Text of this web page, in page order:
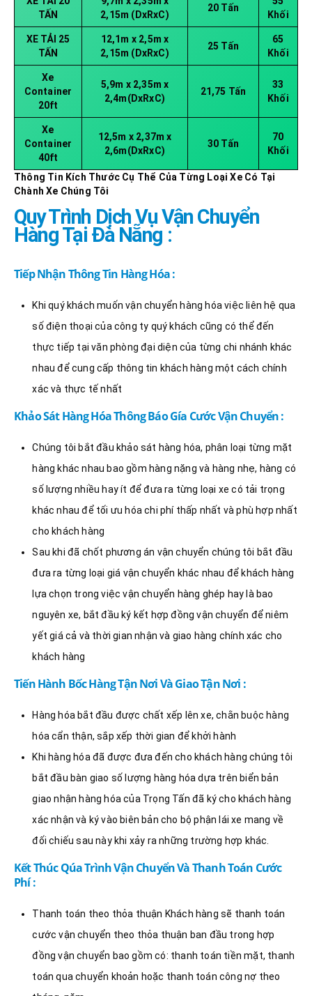
TẤN
2,15m (DxRxC)
20 Tấn
Khối
XE TẢI 25
TẤN
12,1m x 2,5m x
2,15m (DxRxC)
25 Tấn
65
Khối
Xe
Container
20ft
5,9m x 2,35m x
2,4m(DxRxC)
21,75 Tấn
33
Khối
Xe
Container
40ft
12,5m x 2,37m x
2,6m(DxRxC)
30 Tấn
70
Khối
Thông Tin Kích Thước Cụ Thể Của Từng Loại Xe Có Tại
Chành Xe Chúng Tôi
Quy Trình Dịch Vụ Vận Chuyển
Hàng Tại Đà Nẵng :
Tiếp Nhận Thông Tin Hàng Hóa :
Khi quý khách muốn vận chuyển hàng hóa việc liên hệ qua
số điện thoại của công ty quý khách cũng có thể đến
thực tiếp tại văn phòng đại diện của từng chi nhánh khác
nhau để cung cấp thông tin khách hàng một cách chính
xác và thực tế nhất
Khảo Sát Hàng Hóa Thông Báo Gía Cước Vận Chuyển :
Chúng tôi bắt đầu khảo sát hàng hóa, phân loại từng mặt
hàng khác nhau bao gồm hàng nặng và hàng nhẹ, hàng có
số lượng nhiều hay ít để đưa ra từng loại xe có tải trọng
khác nhau để tối ưu hóa chi phí thấp nhất và phù hợp nhất
cho khách hàng
Sau khi đã chốt phương án vận chuyển chúng tôi bắt đầu
đưa ra từng loại giá vận chuyển khác nhau để khách hàng
lựa chọn trong việc vận chuyển hàng ghép hay là bao
nguyên xe, bắt đầu ký kết hợp đồng vận chuyển để niêm
yết giá cả và thời gian nhận và giao hàng chính xác cho
khách hàng
Tiến Hành Bốc Hàng Tận Nơi Và Giao Tận Nơi :
Hàng hóa bắt đầu được chất xếp lên xe, chằn buộc hàng
hóa cẩn thận, sắp xếp thời gian để khởi hành
Khi hàng hóa đã được đưa đến cho khách hàng chúng tôi
bắt đầu bàn giao số lượng hàng hóa dựa trên biển bản
giao nhận hàng hóa của Trọng Tấn đã ký cho khách hàng
xác nhận và ký vào biên bản cho bộ phận lái xe mang về
đối chiếu sau này khi xảy ra những trường hợp khác.
Kết Thúc Qúa Trình Vận Chuyển Và Thanh Toán Cước
Phí :
Thanh toán theo thỏa thuận Khách hàng sẽ thanh toán
cước vận chuyển theo thỏa thuận ban đầu trong hợp
đồng vận chuyển bao gồm có: thanh toán tiền mặt, thanh
toán qua chuyển khoản hoặc thanh toán công nợ theo